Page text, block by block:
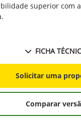
superior com
FICHA
Solicitar uma
Comparar